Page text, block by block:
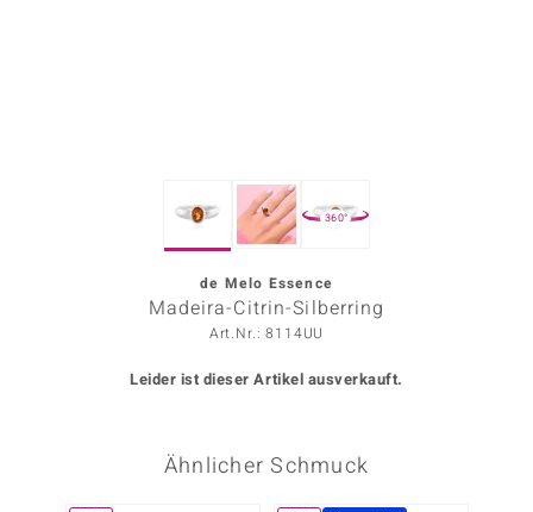
360°
de Melo Essence
Madeira-Citrin-Silberring
Art.Nr.: 8114UU
Leider ist dieser Artikel ausverkauft.
Ähnlicher Schmuck